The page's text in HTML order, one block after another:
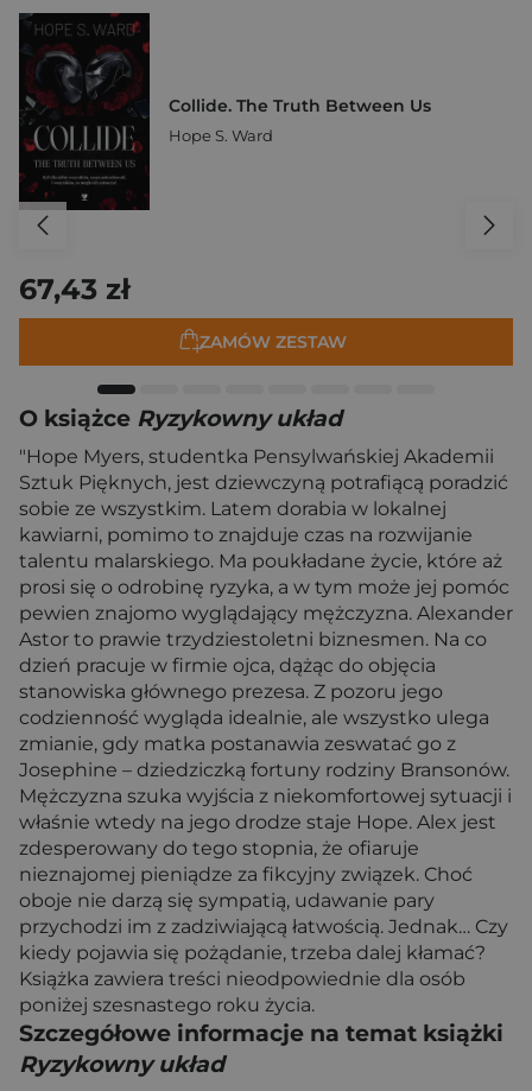
Collide. The Truth Between Us
Hope S. Ward
67,43 zł
ZAMÓW ZESTAW
O książce Ryzykowny układ
"Hope Myers, studentka Pensylwańskiej Akademii
Sztuk Pięknych, jest dziewczyną potrafiącą poradzić
sobie ze wszystkim. Latem dorabia w lokalnej
kawiarni, pomimo to znajduje czas na rozwijanie
talentu malarskiego. Ma poukładane życie, które aż
prosi się o odrobinę ryzyka, a w tym może jej pomóc
pewien znajomo wyglądający mężczyzna. Alexander
Astor to prawie trzydziestoletni biznesmen. Na co
dzień pracuje w firmie ojca, dążąc do objęcia
stanowiska głównego prezesa. Z pozoru jego
codzienność wygląda idealnie, ale wszystko ulega
zmianie, gdy matka postanawia zeswatać go z
Josephine – dziedziczką fortuny rodziny Bransonów.
Mężczyzna szuka wyjścia z niekomfortowej sytuacji i
właśnie wtedy na jego drodze staje Hope. Alex jest
zdesperowany do tego stopnia, że ofiaruje
nieznajomej pieniądze za fikcyjny związek. Choć
oboje nie darzą się sympatią, udawanie pary
przychodzi im z zadziwiającą łatwością. Jednak… Czy
kiedy pojawia się pożądanie, trzeba dalej kłamać?
Książka zawiera treści nieodpowiednie dla osób
poniżej szesnastego roku życia.
Szczegółowe informacje na temat książki
Ryzykowny układ